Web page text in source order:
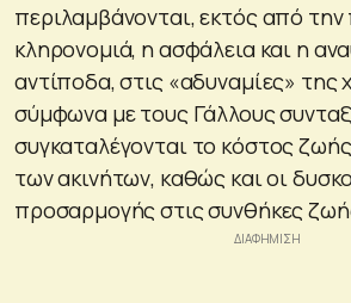
περιλαμβάνονται, εκτός από την
κληρονομιά, η ασφάλεια και η
αντίποδα, στις «αδυναμίες» της
σύμφωνα με τους Γάλλους
συγκαταλέγονται το κόστος
των ακινήτων, καθώς και οι
προσαρμογής στις συνθήκες